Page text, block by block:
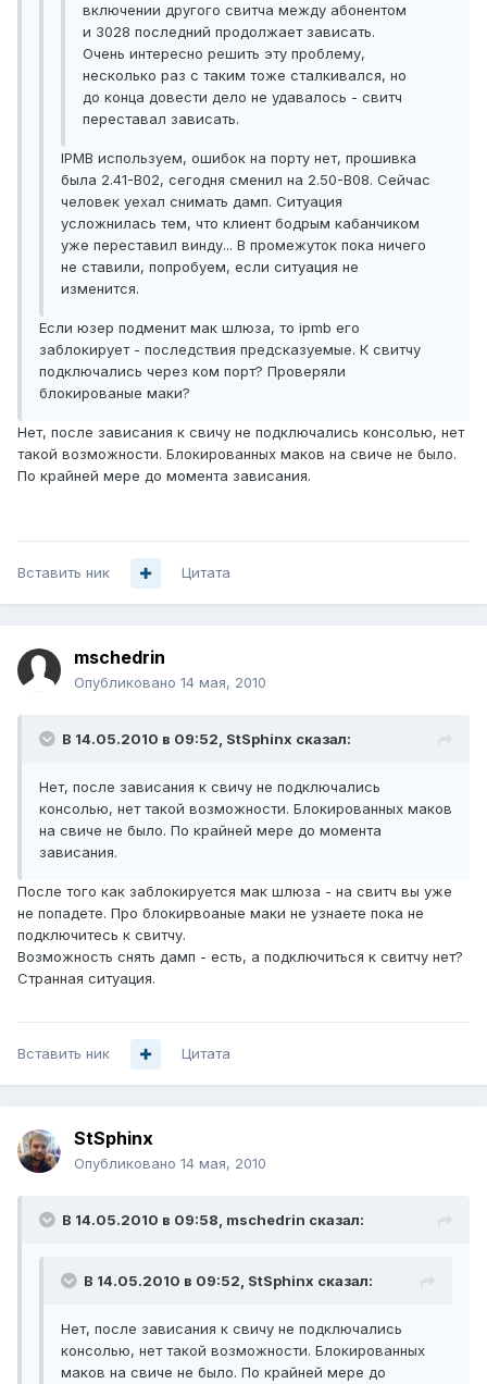
включении другого свитча между абонентом
и 3028 последний продолжает зависать.
Очень интересно решить эту проблему,
несколько раз с таким тоже сталкивался, но
до конца довести дело не удавалось - свитч
переставал зависать.
IPMB используем, ошибок на порту нет, прошивка
была 2.41-B02, сегодня сменил на 2.50-B08. Сейчас
человек уехал снимать дамп. Ситуация
усложнилась тем, что клиент бодрым кабанчиком
уже переставил винду... В промежуток пока ничего
не ставили, попробуем, если ситуация не
изменится.
Если юзер подменит мак шлюза, то ipmb его
заблокирует - последствия предсказуемые. К свитчу
подключались через ком порт? Проверяли
блокированые маки?
Нет, после зависания к свичу не подключались консолью, нет
такой возможности. Блокированных маков на свиче не было.
По крайней мере до момента зависания.
Вставить ник Цитата
mschedrin
Опубликовано 14 мая, 2010
В 14.05.2010 в 09:52, StSphinx сказал:
Нет, после зависания к свичу не подключались
консолью, нет такой возможности. Блокированных маков
на свиче не было. По крайней мере до момента
зависания.
После того как заблокируется мак шлюза - на свитч вы уже
не попадете. Про блокирвоаные маки не узнаете пока не
подключитесь к свитчу.
Возможность снять дамп - есть, а подключиться к свитчу нет?
Странная ситуация.
Вставить ник Цитата
StSphinx
Опубликовано 14 мая, 2010
В 14.05.2010 в 09:58, mschedrin сказал:
В 14.05.2010 в 09:52, StSphinx сказал:
Нет, после зависания к свичу не подключались
консолью, нет такой возможности. Блокированных
маков на свиче не было. По крайней мере до